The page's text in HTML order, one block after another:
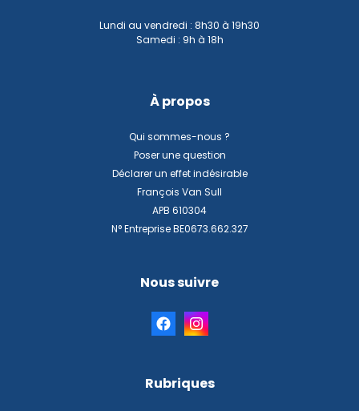
Lundi au vendredi : 8h30 à 19h30
Samedi : 9h à 18h
À propos
Qui sommes-nous ?
Poser une question
Déclarer un effet indésirable
François Van Sull
APB 610304
N° Entreprise BE0673.662.327
Nous suivre
Rubriques